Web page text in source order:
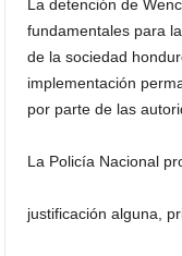
La detención de
fundamentales para
de la sociedad
implementación
por parte de las
La Policía Nacional
justificación alguna,